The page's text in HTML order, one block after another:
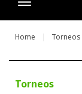
Home Torneos
Torneos